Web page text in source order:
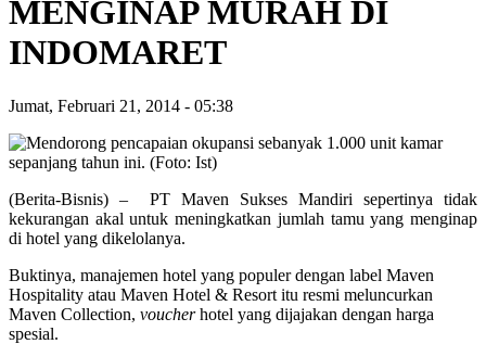
MENGINAP MURAH DI
INDOMARET
Jumat, Februari 21, 2014 - 05:38
(Berita-Bisnis) – PT Maven Sukses Mandiri sepertinya tidak
kekurangan akal untuk meningkatkan jumlah tamu yang menginap
di hotel yang dikelolanya.
Buktinya, manajemen hotel yang populer dengan label Maven
Hospitality atau Maven Hotel & Resort itu resmi meluncurkan
Maven Collection, voucherhotel yang dijajakan dengan harga
spesial.